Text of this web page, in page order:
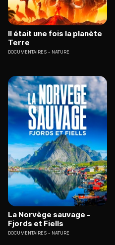
Il était une fois la planète
Terre
DOCUMENTAIRES NATURE
La Norvège sauvage -
Fjords et Fiells
DOCUMENTAIRES NATURE